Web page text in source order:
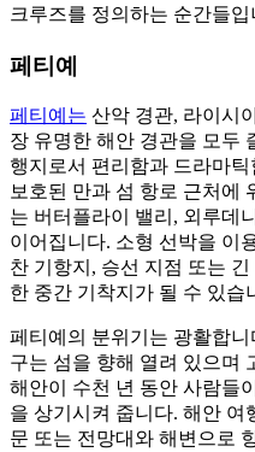
크루즈를 정의하는 순간들입
페티예
페티예는 산악 경관, 라이시
장 유명한 해안 경관을 모두
행지로서 편리함과 드라마
보호된 만과 섬 항로 근처에
는 버터플라이 밸리, 외루데
이어집니다. 소형 선박을 이
찬 기항지, 승선 지점 또는
한 중간 기착지가 될 수 있습
페티예의 분위기는 광활합
구는 섬을 향해 열려 있으며
해안이 수천 년 동안 사람들
을 상기시켜 줍니다. 해안 여
문 또는 전망대와 해변으로